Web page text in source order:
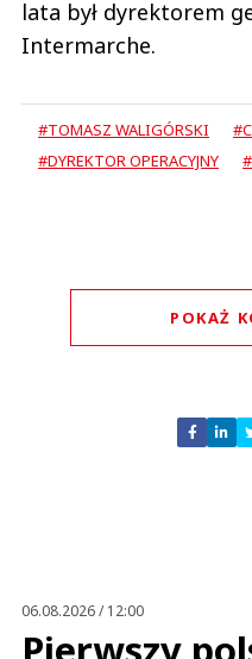
lata był dyrektorem
Intermarche.
#TOMASZ WALIGÓRSKI
#DYREKTOR OPERACYJNY
POKAŻ
Nie
Zostaw
06.08.2026 / 12:00